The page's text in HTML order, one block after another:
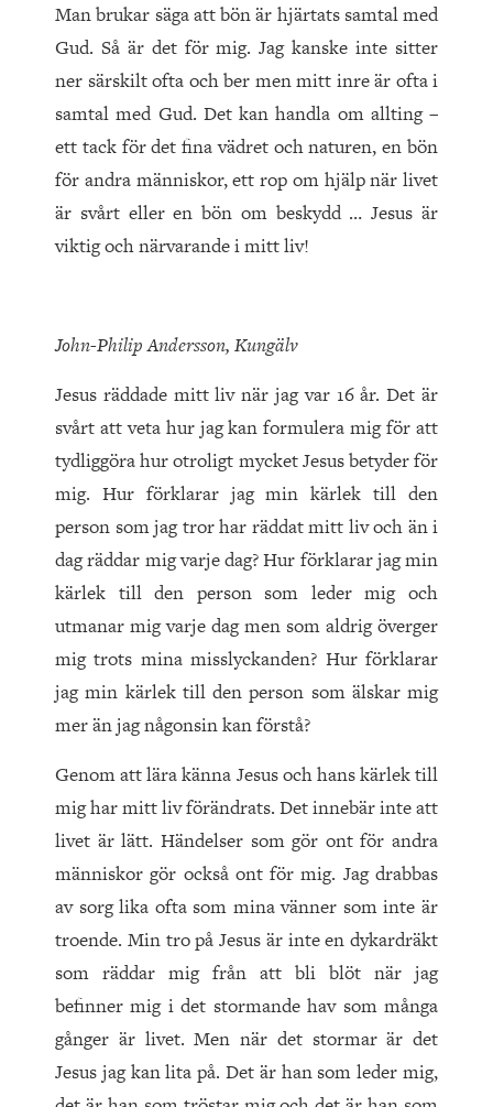
Man brukar säga att bön är hjärtats samtal med
Gud. Så är det för mig. Jag kanske inte sitter
ner särskilt ofta och ber men mitt inre är ofta i
samtal med Gud. Det kan handla om allting –
ett tack för det fina vädret och naturen, en bön
för andra människor, ett rop om hjälp när livet
är svårt eller en bön om beskydd … Jesus är
viktig och närvarande i mitt liv!
John-Philip Andersson, Kungälv
Jesus räddade mitt liv när jag var 16 år. Det är
svårt att veta hur jag kan formulera mig för att
tydliggöra hur otroligt mycket Jesus betyder för
mig. Hur förklarar jag min kärlek till den
person som jag tror har räddat mitt liv och än i
dag räddar mig varje dag? Hur förklarar jag min
kärlek till den person som leder mig och
utmanar mig varje dag men som aldrig överger
mig trots mina misslyckanden? Hur förklarar
jag min kärlek till den person som älskar mig
mer än jag någonsin kan förstå?
Genom att lära känna Jesus och hans kärlek till
mig har mitt liv förändrats. Det innebär inte att
livet är lätt. Händelser som gör ont för andra
människor gör också ont för mig. Jag drabbas
av sorg lika ofta som mina vänner som inte är
troende. Min tro på Jesus är inte en dykardräkt
som räddar mig från att bli blöt när jag
befinner mig i det stormande hav som många
gånger är livet. Men när det stormar är det
Jesus jag kan lita på. Det är han som leder mig,